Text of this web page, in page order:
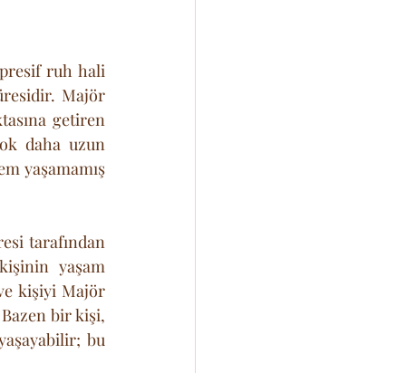
ruh hali
Majör
getiren
daha uzun
yaşamamış
tarafından
yaşam
kişiyi Majör
bir kişi,
bu